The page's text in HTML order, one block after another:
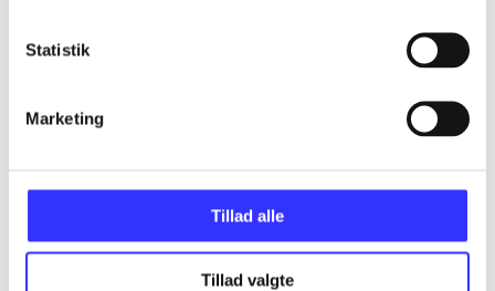
Statistik
Marketing
Tillad alle
Tillad valgte